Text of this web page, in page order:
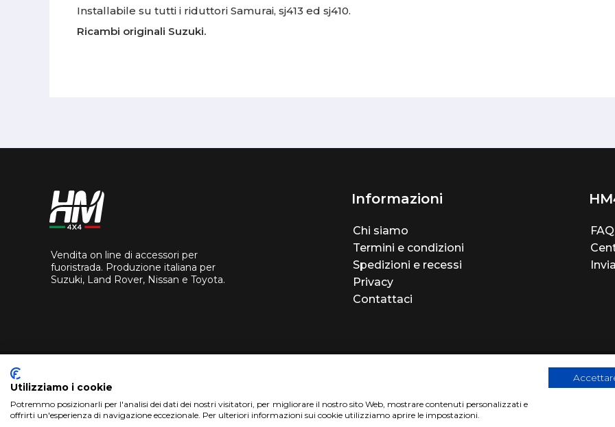
Installabile su tutti i riduttori Samurai, sj413 ed sj410.
Ricambi originali Suzuki.
Vendita on line di accessori per
fuoristrada. Produzione italiana per
Suzuki, Land Rover, Nissan e Toyota.
Informazioni
Chi siamo
Termini e condizioni
Spedizioni e recessi
Privacy
Contattaci
FAQ
Copyright 2018 HM4X4 FACTO S.R.L. Privacy Cookies Policy |
Utilizziamo i cookie
Potremmo posizionarli per l'analisi dei dati dei nostri visitatori, per migliorare il nostro sito Web, mostrare contenuti personalizzati e
offrirti un'esperienza di navigazione eccezionale. Per ulteriori informazioni sui cookie utilizziamo aprire le impostazioni.